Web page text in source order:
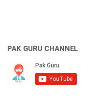
PAK GURU CHANNEL